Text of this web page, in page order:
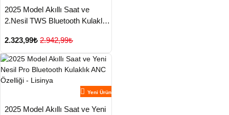
2025 Model Akıllı Saat ve
2.Nesil TWS Bluetooth Kulaklık
Lisinya
2.323,99₺ 2.942,99₺
Yeni Ürün
2025 Model Akıllı Saat ve Yeni